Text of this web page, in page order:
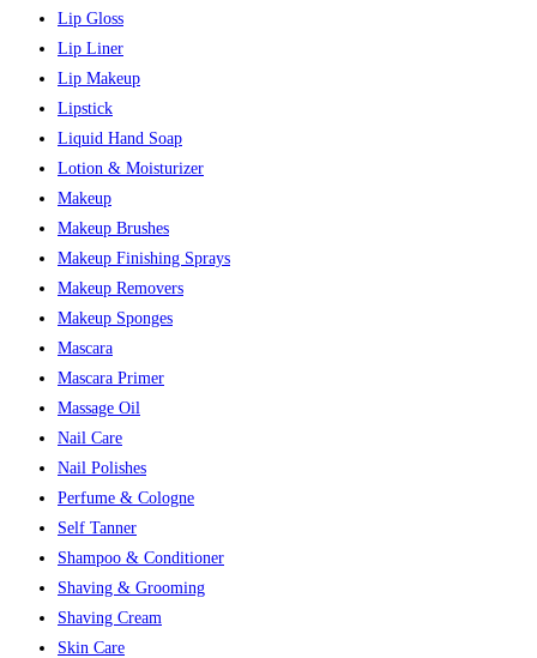
Lip Gloss
Lip Liner
Lip Makeup
Lipstick
Liquid Hand Soap
Lotion & Moisturizer
Makeup
Makeup Brushes
Makeup Finishing Sprays
Makeup Removers
Makeup Sponges
Mascara
Mascara Primer
Massage Oil
Nail Care
Nail Polishes
Perfume & Cologne
Self Tanner
Shampoo & Conditioner
Shaving & Grooming
Shaving Cream
Skin Care